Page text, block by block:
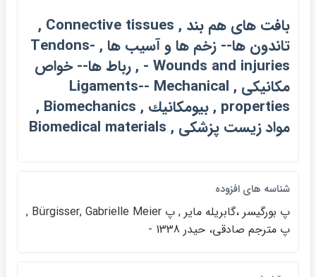
بافت هاي هم بند , Connective tissues ,
تاندون ها-- زخم ها و آسيب ها , Tendons-
- Wounds and injuries , رباط ها-- خواص
مكانيكي , Ligaments-- Mechanical
properties , بيومكانيك , Biomechanics ,
مواد زيست پزشكي , Biomedical materials
شناسه هاي افزوده
پ بورگيسر ،گابريله ماير , پ Bürgisser, Gabrielle Meier ,
پ مترجم صادقي، حيدر 1338 -